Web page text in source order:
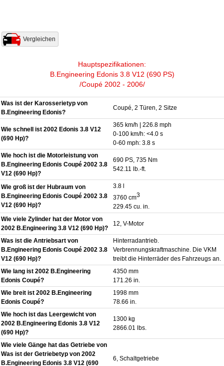
Vergleichen
Hauptspezifikationen:
B.Engineering Edonis 3.8 V12 (690 PS)
/Coupé 2002 - 2006/
Was ist der Karosserietyp von
B.Engineering Edonis?
Coupé, 2 Türen, 2 Sitze
Wie schnell ist 2002 Edonis 3.8 V12
(690 Hp)?
365 km/h | 226.8 mph
0-100 km/h: <4.0 s
0-60 mph: 3.8 s
Wie hoch ist die Motorleistung von
B.Engineering Edonis Coupé 2002 3.8
V12 (690 Hp)?
690 PS, 735 Nm
542.11 lb.-ft.
Wie groß ist der Hubraum von
B.Engineering Edonis Coupé 2002 3.8
V12 (690 Hp)?
3.8 l
3760 cm3
229.45 cu. in.
Wie viele Zylinder hat der Motor von
2002 B.Engineering 3.8 V12 (690 Hp)?
12, V-Motor
Was ist die Antriebsart von
B.Engineering Edonis Coupé 2002 3.8
V12 (690 Hp)?
Hinterradantrieb.
Verbrennungskraftmaschine. Die VKM
treibt die Hinterräder des Fahrzeugs an.
Wie lang ist 2002 B.Engineering
Edonis Coupé?
4350 mm
171.26 in.
Wie breit ist 2002 B.Engineering
Edonis Coupé?
1998 mm
78.66 in.
Wie hoch ist das Leergewicht von
2002 B.Engineering Edonis 3.8 V12
(690 Hp)?
1300 kg
2866.01 lbs.
Wie viele Gänge hat das Getriebe von
Was ist der Getriebetyp von 2002
B.Engineering Edonis 3.8 V12 (690
6, Schaltgetriebe